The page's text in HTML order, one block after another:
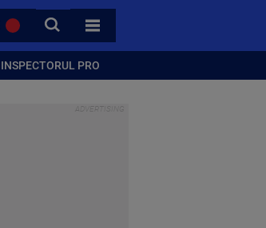
CAUTA
TOATE CATEGORIILE
INSPECTORUL PRO